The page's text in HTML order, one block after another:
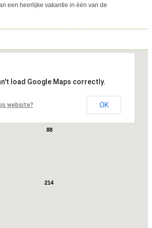
een heerlijke vakantie in één van de
214
88
load Google Maps correctly.
website? OK